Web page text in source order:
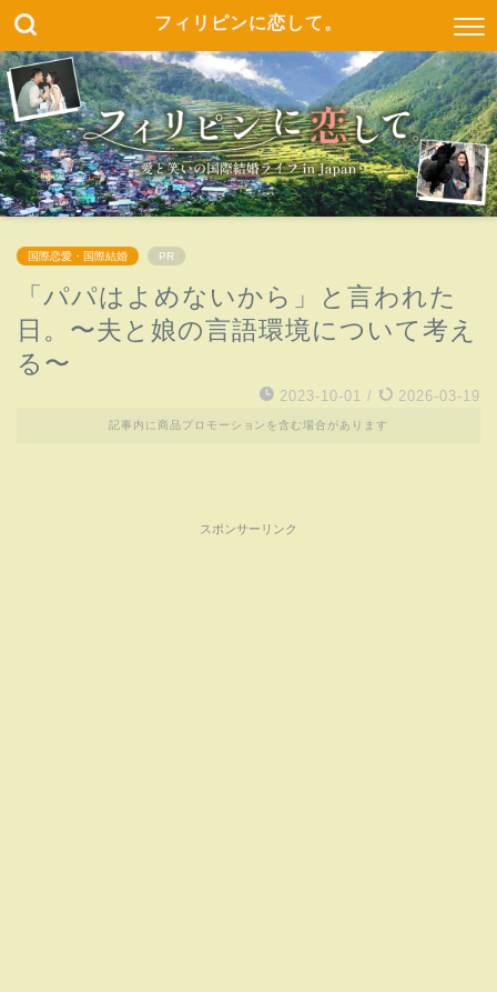
フィリピンに恋して。
国際恋愛・国際結婚 PR
「パパはよめないから」と言われた
日。〜夫と娘の言語環境について考え
る〜
2023-10-01 / 2026-03-19
記事内に商品プロモーションを含む場合があります
スポンサーリンク